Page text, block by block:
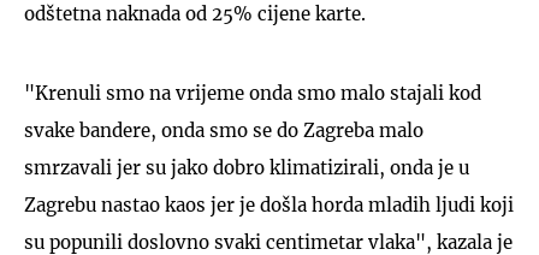
odštetna naknada od 25% cijene karte.
"Krenuli smo na vrijeme onda smo malo stajali kod
svake bandere, onda smo se do Zagreba malo
smrzavali jer su jako dobro klimatizirali, onda je u
Zagrebu nastao kaos jer je došla horda mladih ljudi koji
su popunili doslovno svaki centimetar vlaka", kazala je